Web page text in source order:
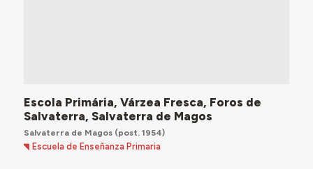
Escola Primária, Várzea Fresca, Foros de
Salvaterra, Salvaterra de Magos
Salvaterra de Magos(post. 1954)
Escuela de Enseñanza Primaria